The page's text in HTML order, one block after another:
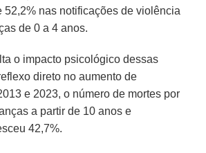
52,2% nas notificações de violência
de 0 a 4 anos.
o impacto psicológico dessas
direto no aumento de
e 2023, o número de mortes por
a partir de 10 anos e
42,7%.